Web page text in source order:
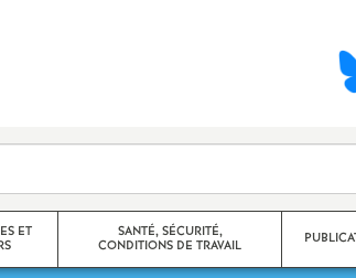
ET
SANTÉ, SÉCURITÉ,
CONDITIONS DE TRAVAIL